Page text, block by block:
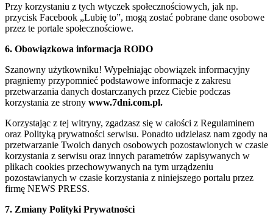
Przy korzystaniu z tych wtyczek społecznościowych, jak np.
przycisk Facebook „Lubię to”, mogą zostać pobrane dane osobowe
przez te portale społecznościowe.
6. Obowiązkowa informacja RODO
Szanowny użytkowniku! Wypełniając obowiązek informacyjny
pragniemy przypomnieć podstawowe informacje z zakresu
przetwarzania danych dostarczanych przez Ciebie podczas
korzystania ze strony www.7dni.com.pl.
Korzystając z tej witryny, zgadzasz się w całości z Regulaminem
oraz Polityką prywatności serwisu. Ponadto udzielasz nam zgody na
przetwarzanie Twoich danych osobowych pozostawionych w czasie
korzystania z serwisu oraz innych parametrów zapisywanych w
plikach cookies przechowywanych na tym urządzeniu
pozostawianych w czasie korzystania z niniejszego portalu przez
firmę NEWS PRESS.
7. Zmiany Polityki Prywatności